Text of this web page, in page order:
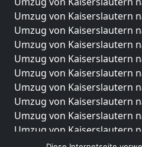
Umzug von Kaiserslautern
Umzug von Kaiserslautern
Umzug von Kaiserslautern
Umzug von Kaiserslautern
Umzug von Kaiserslautern
Umzug von Kaiserslautern
Umzug von Kaiserslautern
Umzug von Kaiserslautern
Umzug von Kaiserslautern
Umzug von Kaiserslautern